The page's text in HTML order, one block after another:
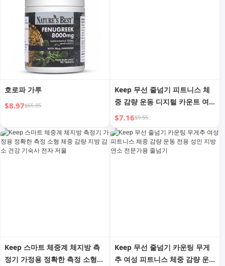
체중 관리의 실용 팁과 건강한 다이어트를 위한 기본 가이드로, 균형 있
는 식단과 꾸준한 운동으로 안전하게 체중을 관리하고 일상에 적용해 보
호로파 가루
$8.97$65.85
Keep 무선 줄넘기 피트니스 체
중 감량 운동 디지털 카운트 여
성 전용 무게 추 공 전문가용 체
지방 연소 성인
$7.16$9.55
Keep 스마트 체중계 체지방 측
정기 가정용 정확한 측정 소형
Keep 무선 줄넘기 카운팅 무게
추 여성 피트니스 체중 감량 운